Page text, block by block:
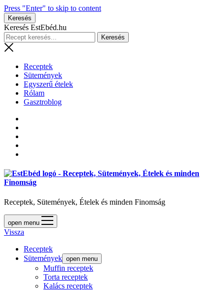
Press "Enter" to skip to content
Keresés
Keresés EstEbéd.hu
Receptek
Sütemények
Egyszerű ételek
Rólam
Gasztroblog
Receptek, Sütemények, Ételek és minden Finomság
open menu
Vissza
Receptek
Sütemények open menu
Muffin receptek
Torta receptek
Kalács receptek